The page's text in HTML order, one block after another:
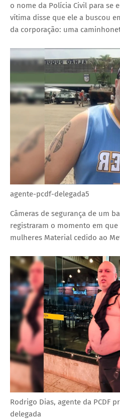
o nome da Polícia Civil para se
vítima disse que ele a buscou
da corporação: uma
agente-pcdf-delegada5
Câmeras de segurança de um
registraram o momento em
mulheres Material cedido ao
Rodrigo Dias, agente da PCDF
delegada